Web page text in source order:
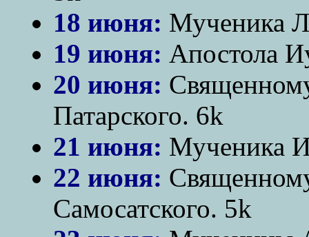
18 июня: Мученика
19 июня: Апостола
20 июня:
Патарского. 6k
21 июня: Мученика
22 июня:
Самосатского. 5k